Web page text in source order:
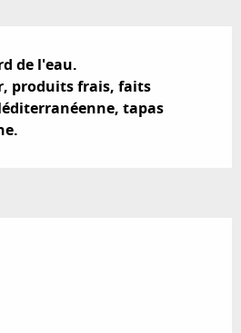
de l'eau.
produits frais, faits
tapas